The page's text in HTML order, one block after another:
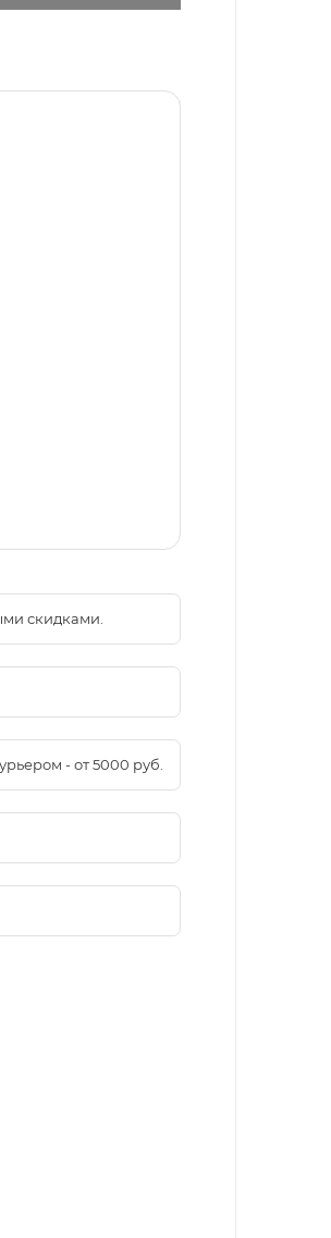
скидками.
- от 5000 руб.